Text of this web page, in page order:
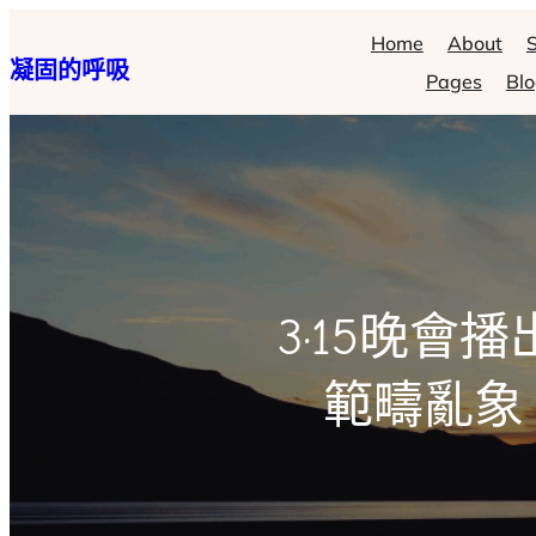
至
主
凝固的呼吸
Home About
Pages
3·15晚會
範疇亂